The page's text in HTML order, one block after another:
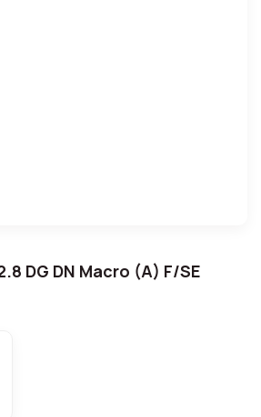
DG DN Macro (A) F/SE